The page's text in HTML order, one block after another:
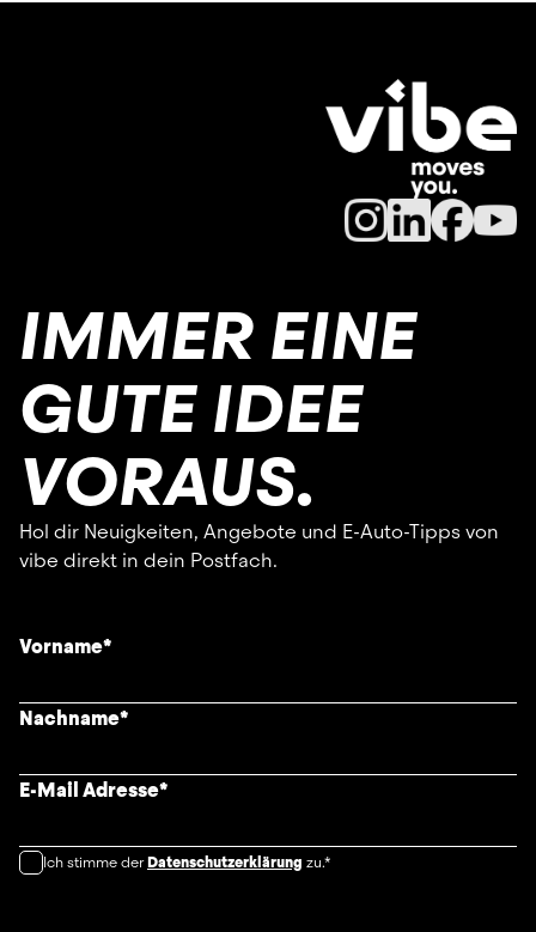
IMMER EINE
GUTE IDEE
VORAUS.
Hol dir Neuigkeiten, Angebote und E-Auto-Tipps von
vibe direkt in dein Postfach.
Vorname*
Nachname*
E-Mail Adresse*
Ich stimme derDatenschutzerklärung zu.*